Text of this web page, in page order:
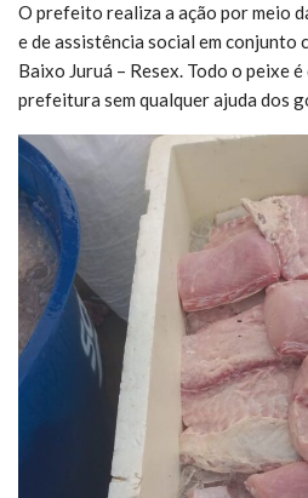
O prefeito realiza a ação por meio
e de assistência social em conjunto
Baixo Juruá – Resex. Todo o peixe
prefeitura sem qualquer ajuda dos